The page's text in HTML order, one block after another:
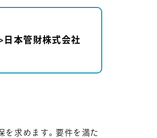
日本管財株式会社
を求めます。要件を満た